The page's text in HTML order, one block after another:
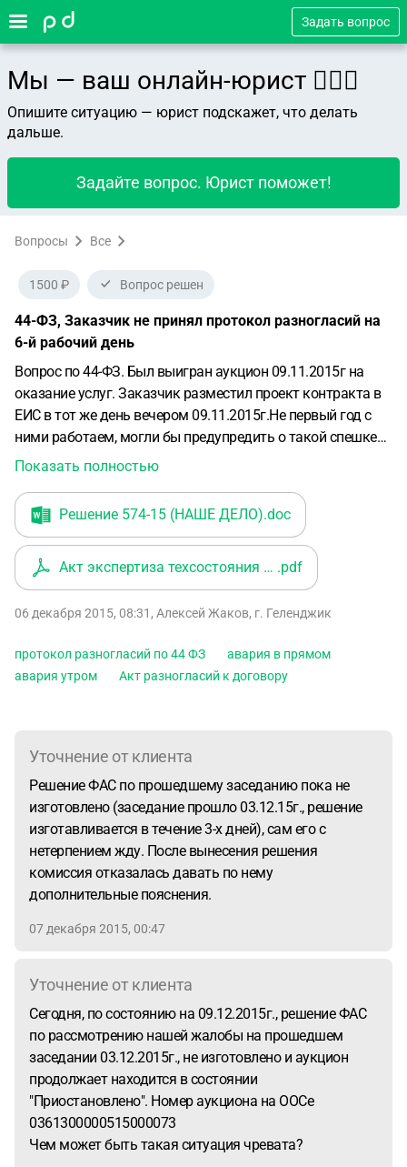
Задать вопрос
Мы — ваш онлайн-юрист 👨🏻‍⚖️
Опишите ситуацию — юрист подскажет, что делать
дальше.
Задайте вопрос. Юрист поможет!
Вопросы Все
1500 ₽ Вопрос решен
44-ФЗ, Заказчик не принял протокол разногласий на
6-й рабочий день
Вопрос по 44-ФЗ. Был выигран аукцион 09.11.2015г на
оказание услуг. Заказчик разместил проект контракта в
ЕИС в тот же день вечером 09.11.2015г.Не первый год с
ними работаем, могли бы предупредить о такой спешке
(контрактный управляющий уезжал в отпуск, замены нет,
но не отзвонили. От ЭТП Сбербанк-АСТ на нашу
электронную почту уведомление о размещении
Заказчиком контракта не поступило. Зайдя в личный
кабинет утром 17.11.2015, обнаруживаем там проект
контракта, содержащий ошибки в наших реквизитах.
Сразу же 17.11.2015 размещаем протокол разногласий (в
аукциона), звоним Заказчику, там в последний момент
застаем контрактного управляющего, который говорит,
размещенный Заказчиком протокол отказа от
заключения контракта и признания нас уклонившимися.
Контрактный управляющий уехал, более никто не
компетентен. Поскольку Заказчик отказался принять
протокол разногласий до истечения срока его подачи 13
дней, принимая во внимание аналогичную практику
(Решение УФАС по Тульской обл. от 20 марта 2015г по
К-237/15, Письму ФАС от 17 сентября 2014г №
ч.4 и ч.13 ст.70 ФЗ-44 следует, что срок для размещения
Победителем в ЕИС протокола разногласий составляет 13
дней с даты размещения в ЕИС протокола подведения
итогов ЭА) мы подали жалобу в ФАС на неправомерные
действия Заказчика по отклонению протокола
разногласий. Жалобу ФАС признал необоснованной.
Теперь или обжаловать ее в арбитражном суде, или
ждать заседания ФАС о внесении нас в РНП. Как можно
избежать неблагоприятного исхода? По каким
Показать полностью
Решение 574-15 (НАШЕ ДЕЛО).doc
Акт экспертиза техсостояния систем~ .pdf
06 декабря 2015, 08:31 , Алексей Жаков, г. Геленджик
протокол разногласий по 44 ФЗ
авария в прямом
авария утром
Акт разногласий к договору
Уточнение от клиента
Решение ФАС по прошедшему заседанию пока не
изготовлено (заседание прошло 03.12.15г., решение
изготавливается в течение 3-х дней), сам его с
нетерпением жду. После вынесения решения
комиссия отказалась давать по нему
дополнительные пояснения.
07 декабря 2015, 00:47
Уточнение от клиента
Сегодня, по состоянию на 09.12.2015г., решение ФАС
по рассмотрению нашей жалобы на прошедшем
заседании 03.12.2015г., не изготовлено и аукцион
продолжает находится в состоянии
"Приостановлено". Номер аукциона на ООСе
0361300000515000073
Чем может быть такая ситуация чревата?